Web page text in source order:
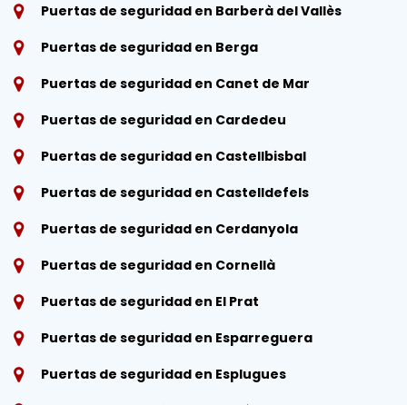
Puertas de seguridad en Barberà del Vallès
Puertas de seguridad en Berga
Puertas de seguridad en Canet de Mar
Puertas de seguridad en Cardedeu
Puertas de seguridad en Castellbisbal
Puertas de seguridad en Castelldefels
Puertas de seguridad en Cerdanyola
Puertas de seguridad en Cornellà
Puertas de seguridad en El Prat
Puertas de seguridad en Esparreguera
Puertas de seguridad en Esplugues